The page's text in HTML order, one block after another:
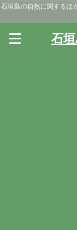
石垣島の自然に関するほ
石